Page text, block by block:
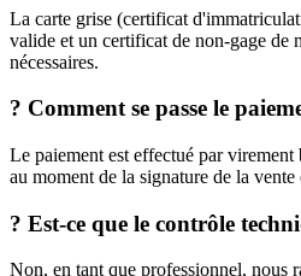
La carte grise (certificat
valide et un certificat de non-gage de
nécessaires.
? Comment se passe le
Le paiement est effectué par virement
au moment de la signature de la vente
? Est-ce que le contrôle
Non, en tant que professionnel, nous